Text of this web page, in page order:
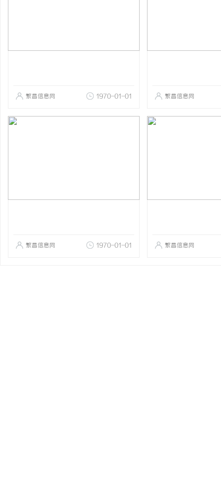
繁昌信息网 1970-01-01 繁昌信息网
繁昌信息网 1970-01-01 繁昌信息网